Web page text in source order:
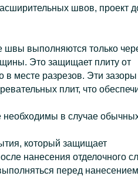
швов, проект
швы выполняются только
Это защищает плиту от
месте разрезов. Эти зазоры
плит, что
необходимы в случае
который защищает
нанесения отделочного
перед нанесением